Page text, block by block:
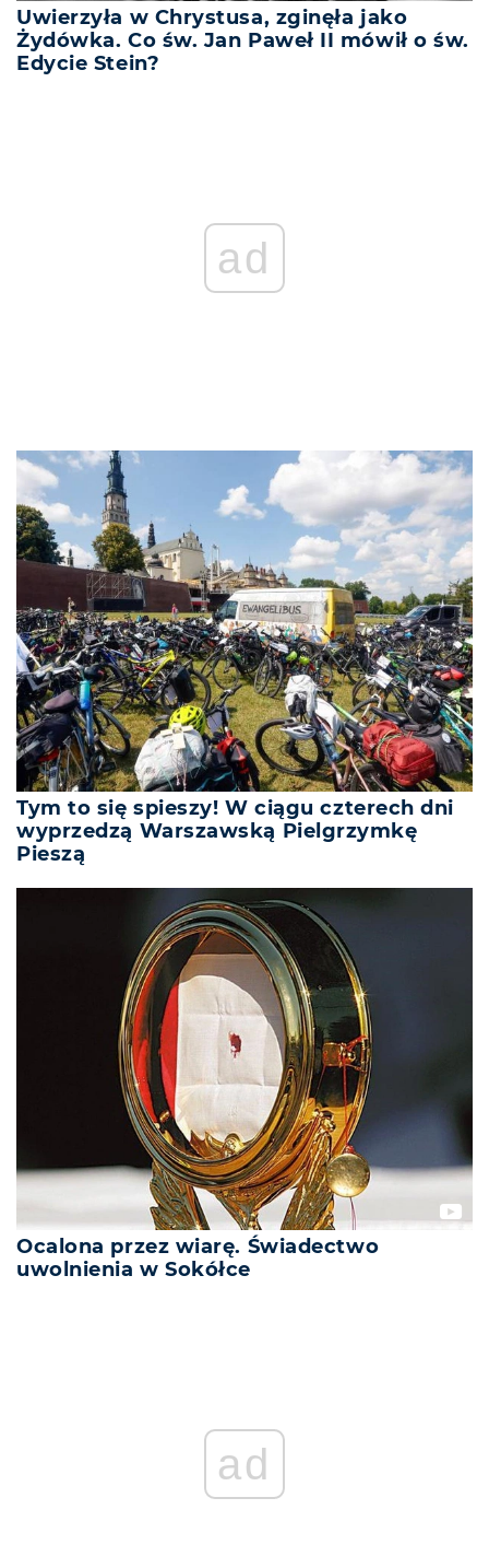
Uwierzyła w Chrystusa, zginęła jako
Żydówka. Co św. Jan Paweł II mówił o św.
Edycie Stein?
ad
Tym to się spieszy! W ciągu czterech dni
wyprzedzą Warszawską Pielgrzymkę
Pieszą
Ocalona przez wiarę. Świadectwo
uwolnienia w Sokółce
ad